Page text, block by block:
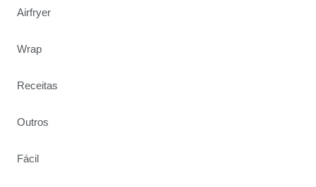
Airfryer
Wrap
Receitas
Outros
Fácil